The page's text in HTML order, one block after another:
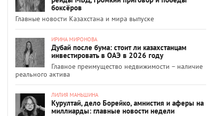
боксёров
Главные новости Казахстана и мира выпуске
ИРИНА МИРОНОВА
Дубай после бума: стоит ли казахстанцам
инвестировать в ОАЭ в 2026 году
Главное преимущество недвижимости – наличие
реального актива
ЛИЛИЯ МАНЬШИНА
Курултай, дело Борейко, амнистия и аферы на
миллиарды: главные новости недели